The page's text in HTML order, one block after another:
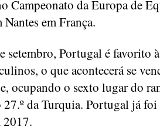
Campeonato da Europa de
Nantes em França.
setembro, Portugal é favorito
o que acontecerá se
ocupando o sexto lugar do
27.º da Turquia. Portugal já
2017.